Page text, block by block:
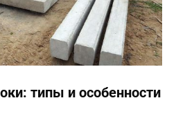
типы и особенности